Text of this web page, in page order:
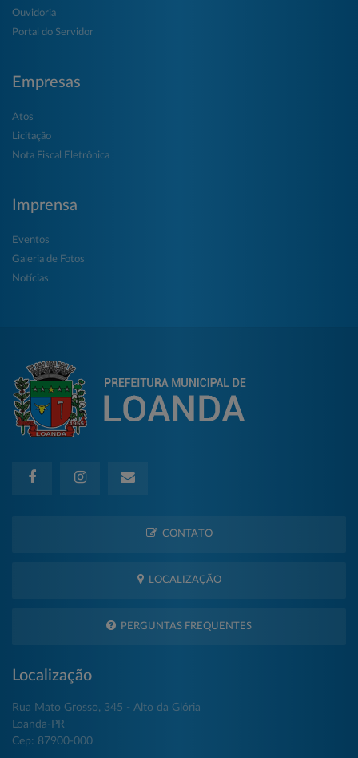
Ouvidoria
Portal do Servidor
Empresas
Atos
Licitação
Nota Fiscal Eletrônica
Imprensa
Eventos
Galeria de Fotos
Notícias
CONTATO
LOCALIZAÇÃO
PERGUNTAS FREQUENTES
Localização
Rua Mato Grosso, 345 - Alto da Glória
Loanda-PR
Cep: 87900-000